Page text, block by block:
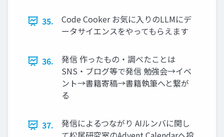
35.
Code Cooker お気に入りのLLMにデ
ータサイエンスをやってもらえます
36.
発信 作ったもの・調べたことは
SNS・ブログ等で発信 勉強会→イベ
ント→書籍寄稿→書籍執筆へと繋が
る
37.
発信によるつながり AIルンバに関し